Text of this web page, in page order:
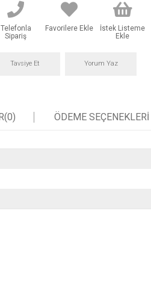
Telefonla
Sipariş
Favorilere Ekle
İstek Listeme
Ekle
Tavsiye Et Yorum Yaz
(0) ÖDEME SEÇENEKLERI